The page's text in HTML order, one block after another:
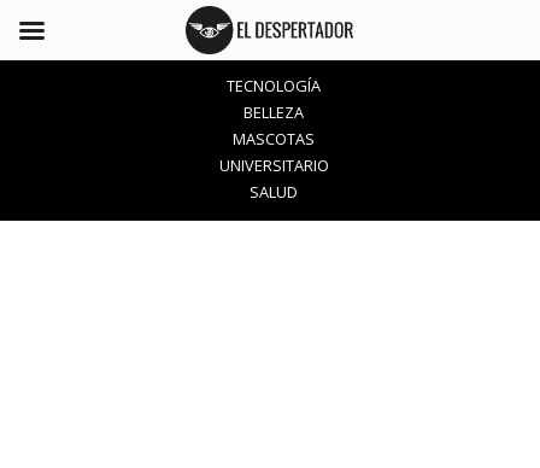
TECNOLOGÍA
BELLEZA
MASCOTAS
UNIVERSITARIO
SALUD